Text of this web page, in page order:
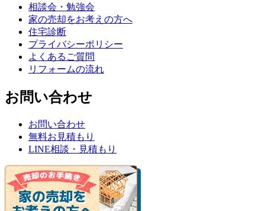
相談会・勉強会
家の売却をお考えの方へ
住宅診断
プライバシーポリシー
よくあるご質問
リフォームの流れ
お問い合わせ
お問い合わせ
無料お見積もり
LINE相談・見積もり